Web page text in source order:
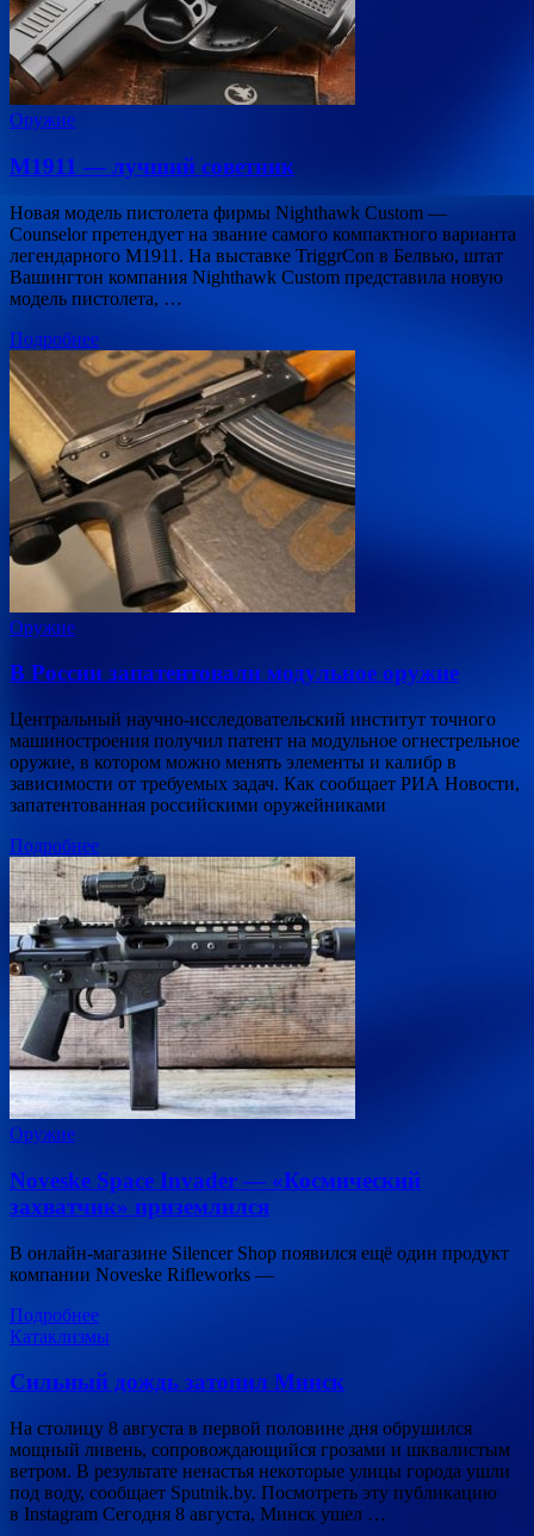
Оружие
М1911 — лучший советник
Новая модель пистолета фирмы Nighthawk Custom —
Counselor претендует на звание самого компактного варианта
легендарного М1911. На выставке TriggrCon в Белвью, штат
Вашингтон компания Nighthawk Custom представила новую
модель пистолета, …
Подробнее
Оружие
В России запатентовали модульное оружие
Центральный научно-исследовательский институт точного
машиностроения получил патент на модульное огнестрельное
оружие, в котором можно менять элементы и калибр в
зависимости от требуемых задач. Как сообщает РИА Новости,
запатентованная российскими оружейниками
Подробнее
Оружие
Noveske Space Invader — «Космический
захватчик» приземлился
В онлайн-магазине Silencer Shop появился ещё один продукт
компании Noveske Rifleworks —
Подробнее
Катаклизмы
Сильный дождь затопил Минск
На столицу 8 августа в первой половине дня обрушился
мощный ливень, сопровождающийся грозами и шквалистым
ветром. В результате ненастья некоторые улицы города ушли
под воду, сообщает Sputnik.by. Посмотреть эту публикацию
в Instagram Сегодня 8 августа, Минск ушел …